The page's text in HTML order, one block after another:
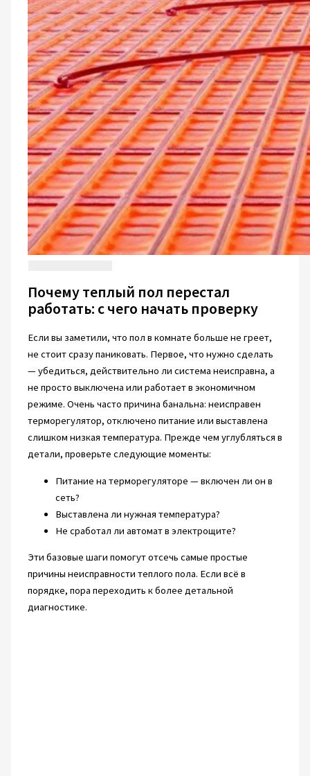
Почему теплый пол перестал
работать: с чего начать проверку
Если вы заметили, что пол в комнате больше не греет,
не стоит сразу паниковать. Первое, что нужно сделать
— убедиться, действительно ли система неисправна, а
не просто выключена или работает в экономичном
режиме. Очень часто причина банальна: неисправен
терморегулятор, отключено питание или выставлена
слишком низкая температура. Прежде чем углубляться в
детали, проверьте следующие моменты:
Питание на терморегуляторе — включен ли он в
сеть?
Выставлена ли нужная температура?
Не сработал ли автомат в электрощите?
Эти базовые шаги помогут отсечь самые простые
причины неисправности теплого пола. Если всё в
порядке, пора переходить к более детальной
диагностике.